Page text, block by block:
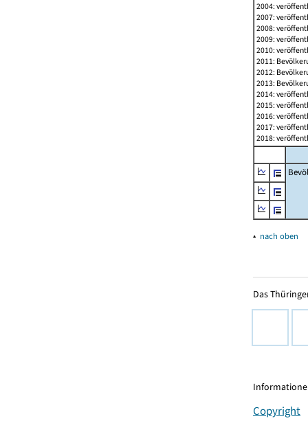
2004:
2007:
2008:
2009:
2010:
2011:
2012:
2013:
2014:
2015:
2016:
2017:
2018:
▴ nach oben
Das
Copyright